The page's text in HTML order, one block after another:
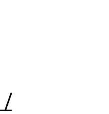
/